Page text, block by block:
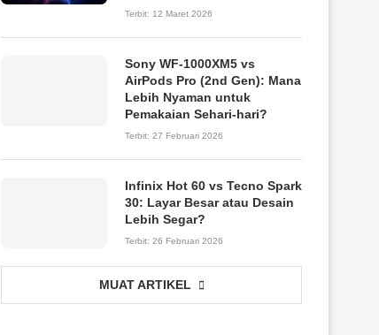
Terbit: 12 Maret 2026
Sony WF-1000XM5 vs
AirPods Pro (2nd Gen): Mana
Lebih Nyaman untuk
Pemakaian Sehari-hari?
Terbit: 27 Februari 2026
Infinix Hot 60 vs Tecno Spark
30: Layar Besar atau Desain
Lebih Segar?
Terbit: 26 Februari 2026
MUAT ARTIKEL